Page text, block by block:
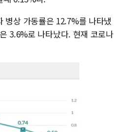
병상 가동률은 12.7%를 나타냈
3.6%로 나타났다. 현재 코로나